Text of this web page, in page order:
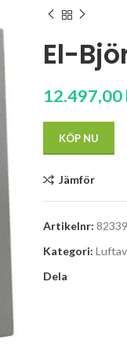
El-
12.497,00
KÖP NU
Jämför
Artikelnr:
Kategori:
Dela